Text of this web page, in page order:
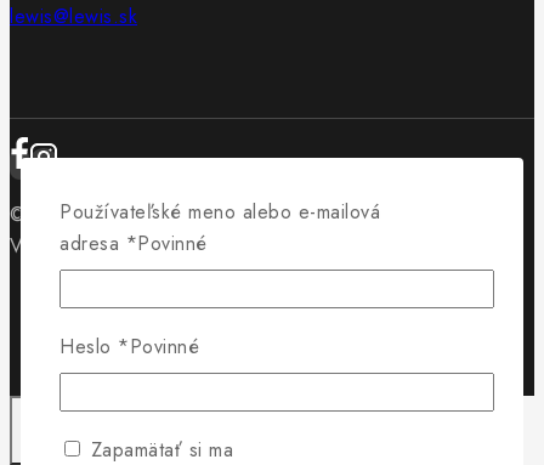
lewis@lewis.sk
© 2026 Obuv Lewis - WordPress Theme by
VytvoriloByteminds
Používateľské meno alebo e-mailová
adresa *Povinné
Heslo *Povinné
Zapamätať si ma